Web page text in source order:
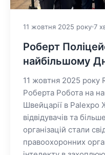
11 жовтня 2025 року 7
Роберт
найбільшому
11 жовтня 2025 року
Роберта Робота на
Швейцарії в
відвідувачів та
організацій стали
правоохоронних